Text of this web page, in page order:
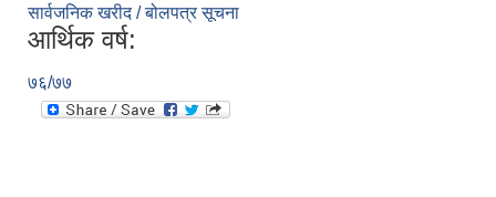
सार्वजनिक खरीद / बोलपत्र सूचना
आर्थिक वर्ष:
७६/७७